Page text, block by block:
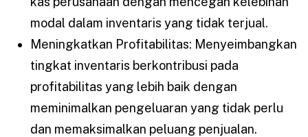
modal dalam inventaris yang tidak terjual.
Meningkatkan Profitabilitas: Menyeimbangkan
tingkat inventaris berkontribusi pada
profitabilitas yang lebih baik dengan
meminimalkan pengeluaran yang tidak perlu
dan memaksimalkan peluang penjualan.